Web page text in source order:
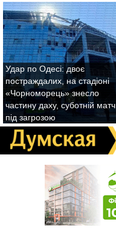
Удар по Одесі: двоє
постраждалих, на стадіоні
«Чорноморець» знесло
частину даху, суботній матч
під загрозою